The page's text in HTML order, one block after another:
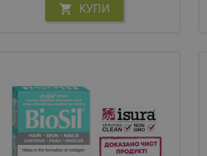
 КУПИ